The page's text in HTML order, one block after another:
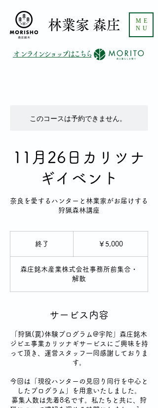
​林業家 森庄
​オンラインショップはこちら
ME
NU
このコースは予約できません。
11月26日カリツナ
ギイベント
奈良を愛するハンターと林業家がお届けする
狩猟森林講座
終了 ￥5,000
森庄銘木産業株式会社事務所前集合・
解散
サービス内容
「狩猟(罠)体験プログラム@宇陀」森庄銘木
ジビエ事業カリツナギサービスにご興味を持
って頂き、運営スタッフ一同感謝しておりま
す。
今回は「現役ハンターの見回り同行を中心と
したプログラム」を用意いたしました。
募集人数は先着8名です。私たちと共に、狩